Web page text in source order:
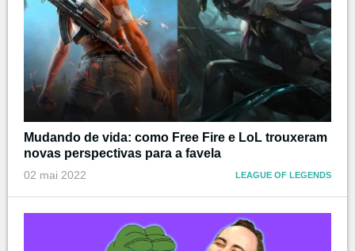
Mudando de vida: como Free Fire e LoL trouxeram
novas perspectivas para a favela
02 mai 2022 LEAGUE OF LEGENDS